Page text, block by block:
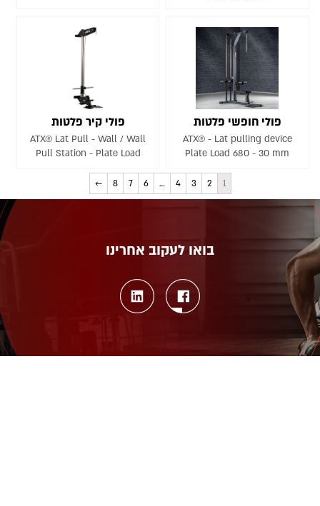
פולי חופשי פלטות
ATX® - Lat pulling device
Plate Load 680 - 30 mm
פולי קיר פלטות
ATX® Lat Pull - Wall / Wall
Pull Station - Plate Load
1
2
3
4
…
6
7
8
←
בואו לעקוב אחרינו